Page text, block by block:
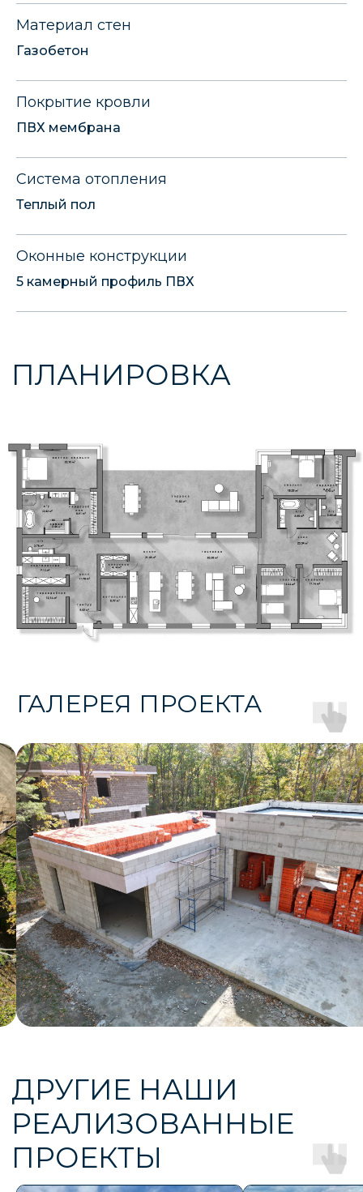
Материал стен
Газобетон
Покрытие кровли
ПВХ мембрана
Система отопления
Теплый пол
Оконные конструкции
5 камерный профиль ПВХ
ПЛАНИРОВКА
ГАЛЕРЕЯ ПРОЕКТА
ДРУГИЕ НАШИ
РЕАЛИЗОВАННЫЕ
ПРОЕКТЫ
ГАРАНТИРУЕМ
РЕЗУЛЬТАТ
Мы строим здания любой этажности и площади,
реализуем самые сложные проекты.
Консультация и расчет
стоимости
Никакого спама и навязчивости — только по делу,